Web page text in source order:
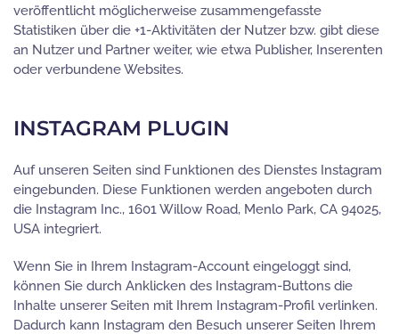
veröffentlicht möglicherweise zusammengefasste
Statistiken über die +1-Aktivitäten der Nutzer bzw. gibt diese
an Nutzer und Partner weiter, wie etwa Publisher, Inserenten
oder verbundene Websites.
INSTAGRAM PLUGIN
Auf unseren Seiten sind Funktionen des Dienstes Instagram
eingebunden. Diese Funktionen werden angeboten durch
die Instagram Inc., 1601 Willow Road, Menlo Park, CA 94025,
USA integriert.
Wenn Sie in Ihrem Instagram-Account eingeloggt sind,
können Sie durch Anklicken des Instagram-Buttons die
Inhalte unserer Seiten mit Ihrem Instagram-Profil verlinken.
Dadurch kann Instagram den Besuch unserer Seiten Ihrem